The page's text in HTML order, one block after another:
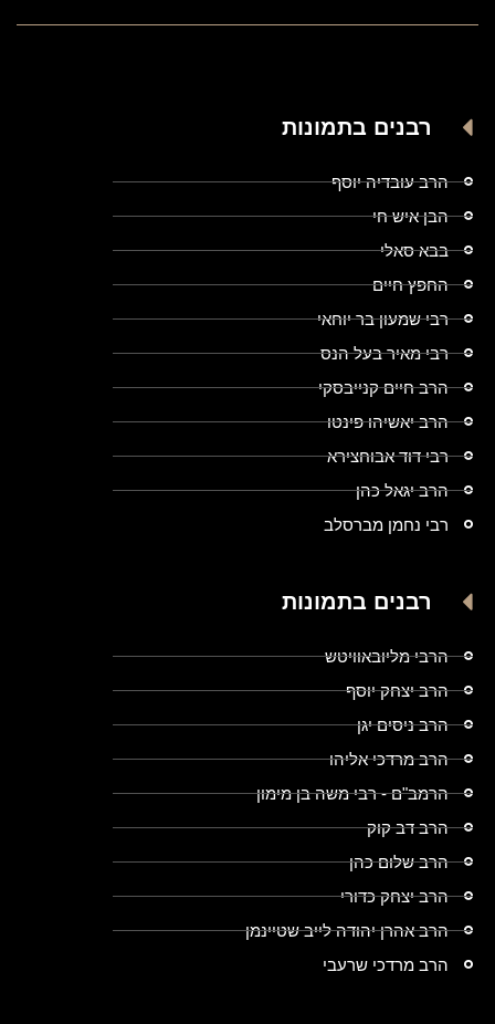
רבנים בתמונות
הרב עובדיה יוסף
הבן איש חי
בבא סאלי
החפץ חיים
רבי שמעון בר יוחאי
רבי מאיר בעל הנס
הרב חיים קנייבסקי
הרב יאשיהו פינטו
רבי דוד אבוחצירא
הרב יגאל כהן
רבי נחמן מברסלב
רבנים בתמונות
הרבי מליובאוויטש
הרב יצחק יוסף
הרב ניסים יגן
הרב מרדכי אליהו
הרמב"ם - רבי משה בן מימון
הרב דב קוק
הרב שלום כהן
הרב יצחק כדורי
הרב אהרן יהודה לייב שטיינמן
הרב מרדכי שרעבי